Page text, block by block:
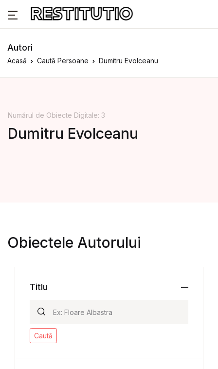
Autori
Acasă Caută Persoane Dumitru Evolceanu
Numărul de Obiecte Digitale: 3
Dumitru Evolceanu
Obiectele Autorului
Titlu
Caută